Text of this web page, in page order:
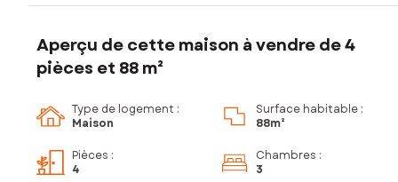
Aperçu de cette maison à vendre de 4
pièces et 88 m²
Type de logement :
Maison
Surface habitable :
88m²
Pièces :
4
Chambres :
3